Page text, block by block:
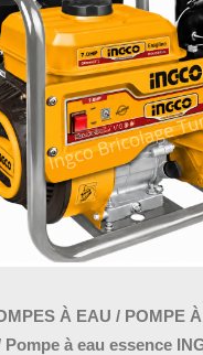
À EAU / POMPE
Pompe à eau essence